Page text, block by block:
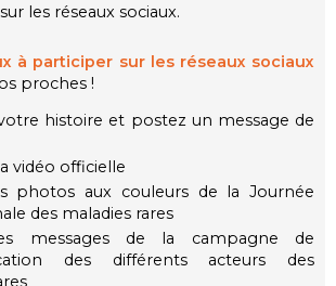
les réseaux sociaux.
à participer sur les réseaux sociaux
proches !
histoire et postez un message de
vidéo officielle
photos aux couleurs de la Journée
des maladies rares
messages de la campagne de
des différents acteurs des